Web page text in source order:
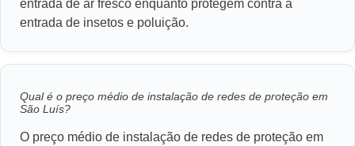
entrada de ar fresco enquanto protegem contra a
entrada de insetos e poluição.
Qual é o preço médio de instalação de redes de proteção em
São Luís?
O preço médio de instalação de redes de proteção em